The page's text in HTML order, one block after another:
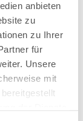
anbieten
zu
zu Ihrer
für
Unsere
mit
Vlies